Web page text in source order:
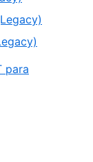
para